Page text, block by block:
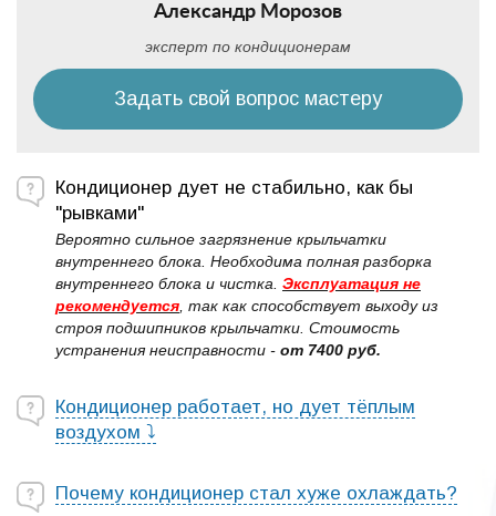
Александр Морозов
эксперт по кондиционерам
Задать свой вопрос мастеру
Кондиционер дует не стабильно, как бы
"рывками"
Вероятно сильное загрязнение крыльчатки
внутреннего блока. Необходима полная разборка
внутреннего блока и чистка. Эксплуатация не
рекомендуется , так как способствует выходу из
строя подшипников крыльчатки. Стоимость
устранения неисправности - от 7400 руб.
Кондиционер работает, но дует тёплым
воздухом ⤵
Почему кондиционер стал хуже охлаждать?